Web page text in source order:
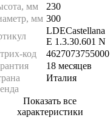
мм
230
мм 300
LDECastellana
E 1.3.30.601 N
код
4627073755000
18 месяцев
Италия
Показать все
характеристики